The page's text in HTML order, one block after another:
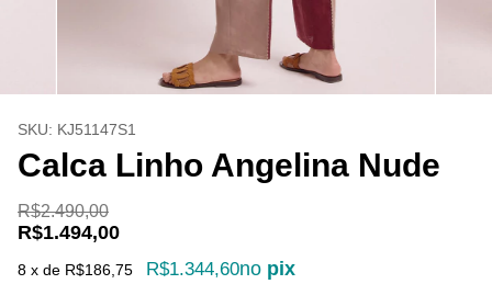
SKU: KJ51147S1
Calca Linho Angelina Nude
R$2.490,00
R$1.494,00
8 x de R$186,75 R$1.344,60no pix